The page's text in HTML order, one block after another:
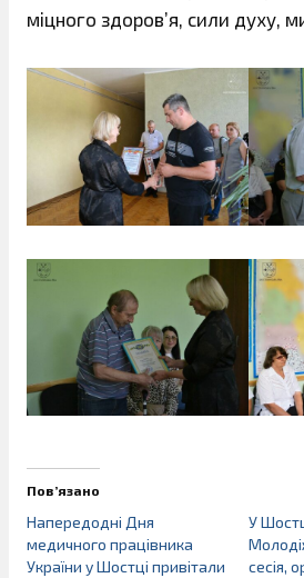
міцного здоров’я, сили духу,
Пов’язано
Напередодні Дня
медичного працівника
України у Шостці привітали
У
сесія,